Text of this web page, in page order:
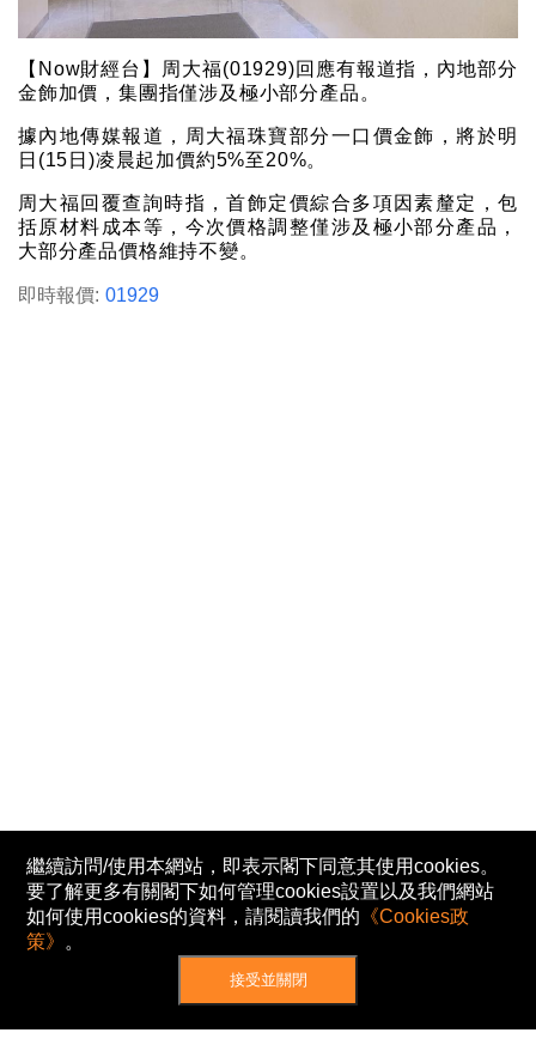
【Now財經台】周大福(01929)回應有報道指，內地部分
金飾加價，集團指僅涉及極小部分產品。
據內地傳媒報道，周大福珠寶部分一口價金飾，將於明
日(15日)凌晨起加價約5%至20%。
周大福回覆查詢時指，首飾定價綜合多項因素釐定，包
括原材料成本等，今次價格調整僅涉及極小部分產品，
大部分產品價格維持不變。
即時報價: 01929
繼續訪問/使用本網站，即表示閣下同意其使用cookies。
要了解更多有關閣下如何管理cookies設置以及我們網站
如何使用cookies的資料，請閱讀我們的 《Cookies政
策》 。
接受並關閉